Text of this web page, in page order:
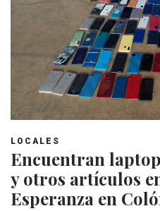
LOCALES
Encuentran
y otros artículos
Esperanza en